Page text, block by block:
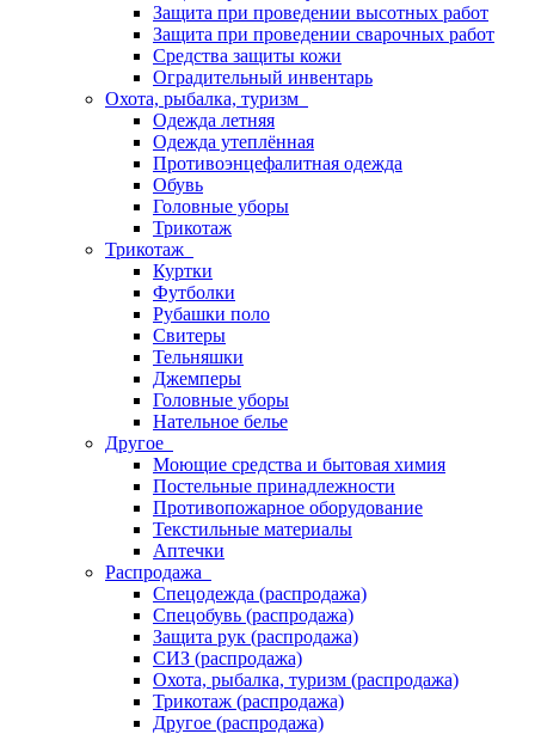
Защита при проведении высотных работ
Защита при проведении сварочных работ
Средства защиты кожи
Оградительный инвентарь
Охота, рыбалка, туризм
Одежда летняя
Одежда утеплённая
Противоэнцефалитная одежда
Обувь
Головные уборы
Трикотаж
Трикотаж
Куртки
Футболки
Рубашки поло
Свитеры
Тельняшки
Джемперы
Головные уборы
Нательное белье
Другое
Моющие средства и бытовая химия
Постельные принадлежности
Противопожарное оборудование
Текстильные материалы
Аптечки
Распродажа
Спецодежда (распродажа)
Спецобувь (распродажа)
Защита рук (распродажа)
СИЗ (распродажа)
Охота, рыбалка, туризм (распродажа)
Трикотаж (распродажа)
Другое (распродажа)